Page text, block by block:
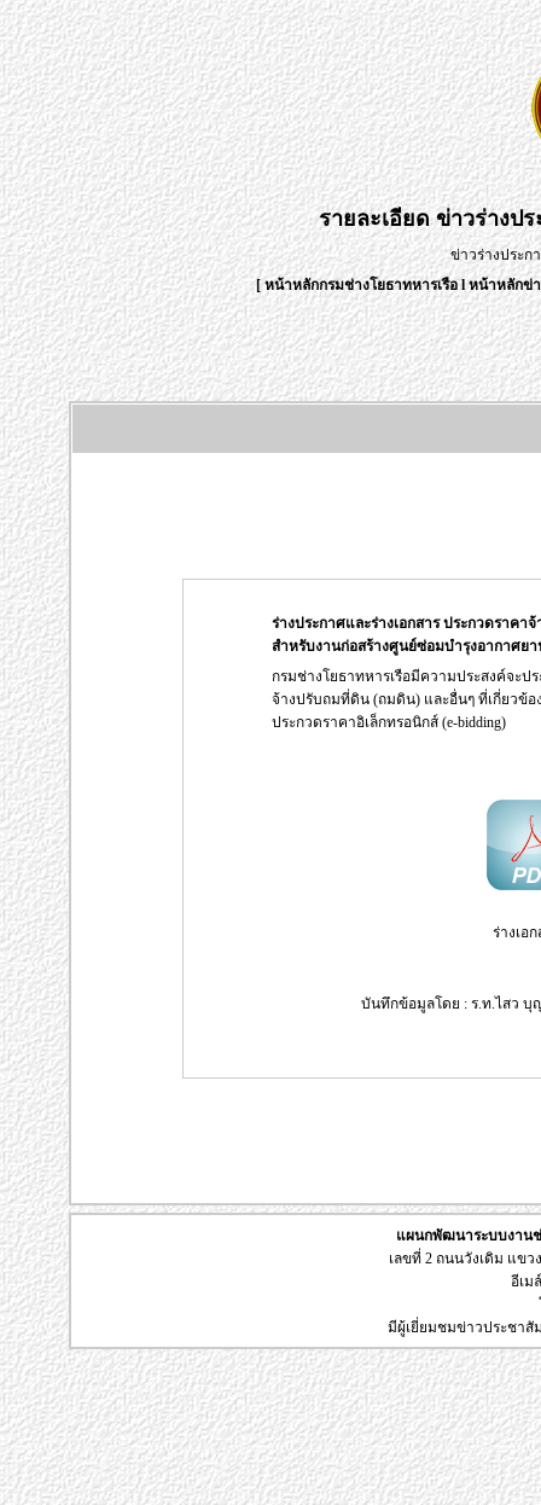
รายละเอียดข่าวร่างป
ข่าวร่างประก
[หน้าหลักกรมช่างโยธาทหารเรือlหน้าหลักข่
ร่างประกาศและร่างเอกสาร ประกวดราค
สำหรับงานก่อสร้างศูนย์ซ่อมบำรุงอากาศย
กรมช่างโยธาทหารเรือมีความประสงค์จะป
จ้างปรับถมที่ดิน (ถมดิน) และอื่นๆ ที่เกี่ยวข้
ประกวดราคาอิเล็กทรอนิกส์ (e-bidding)
ร่างเอ
บันทึกข้อมูลโดย : ร.ท.ไสว บุ
แผนกพัฒนาระบบงานช่
เลขที่ 2 ถนนวังเดิม แขว
อีเม
มีผู้เยี่ยมชมข่าวประชา